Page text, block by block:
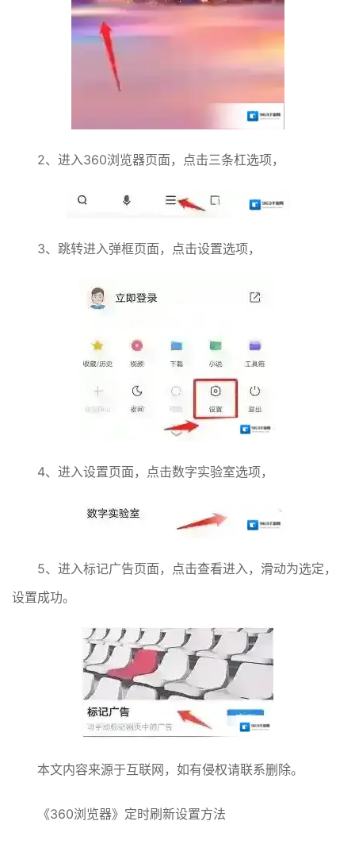
2、进入360浏览器页面，点击三条杠选项，
3、跳转进入弹框页面，点击设置选项，
4、进入设置页面，点击数字实验室选项，
5、进入标记广告页面，点击查看进入，滑动为选定，
设置成功。
本文内容来源于互联网，如有侵权请联系删除。
《360浏览器》定时刷新设置方法